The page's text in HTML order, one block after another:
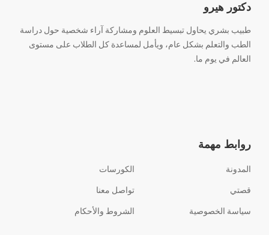
دكتور هيرو
طبيب بشري يحاول تبسيط العلوم ومشاركة آراء شخصية حول دراسة
الطب والتعلم بشكل عام، ويأمل لمساعدة كل الطلاب على مستوى
العالم في يوم ما.
روابط مهمة
المدونة
الكورسات
قصتي
تواصل معنا
سياسة الخصوصية
الشروط والأحكام